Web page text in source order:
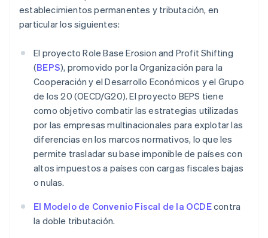
establecimientos permanentes y tributación, en
particular los siguientes:
El proyecto Role Base Erosion and Profit Shifting
(BEPS), promovido por la Organización para la
Cooperación y el Desarrollo Económicos y el Grupo
de los 20 (OECD/G20). El proyecto BEPS tiene
como objetivo combatir las estrategias utilizadas
por las empresas multinacionales para explotar las
diferencias en los marcos normativos, lo que les
permite trasladar su base imponible de países con
altos impuestos a países con cargas fiscales bajas
o nulas.
El Modelo de Convenio Fiscal de la OCDEcontra
la doble tributación.